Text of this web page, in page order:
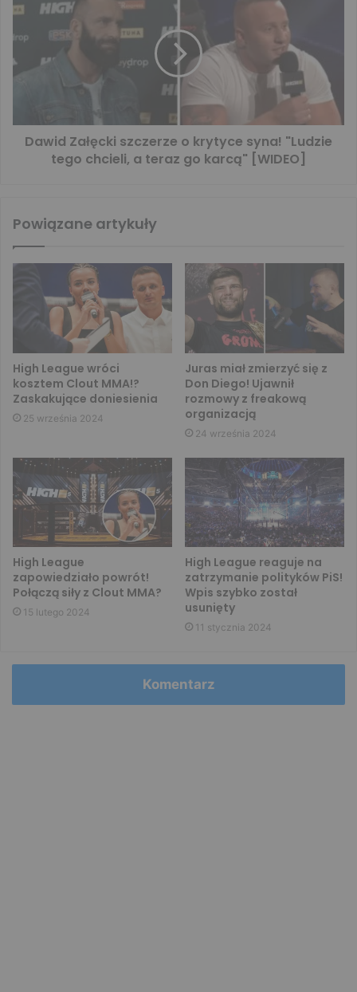
Dawid Załęcki szczerze o krytyce syna! "Ludzie
tego chcieli, a teraz go karcą" [WIDEO]
Powiązane artykuły
High League wróci
kosztem Clout MMA!?
Zaskakujące doniesienia
25 września 2024
Juras miał zmierzyć się z
Don Diego! Ujawnił
rozmowy z freakową
organizacją
24 września 2024
High League
zapowiedziało powrót!
Połączą siły z Clout MMA?
15 lutego 2024
High League reaguje na
zatrzymanie polityków PiS!
Wpis szybko został
usunięty
11 stycznia 2024
Komentarz